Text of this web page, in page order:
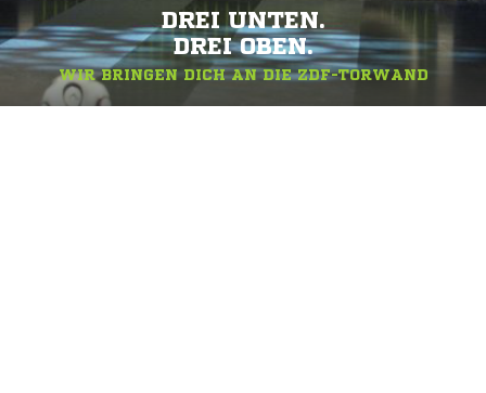
DREI UNTEN.
DREI OBEN.
WIR BRINGEN DICH AN DIE ZDF-TORWAND